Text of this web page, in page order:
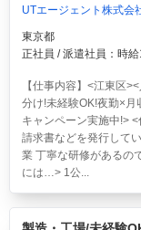
UTエージェント株式会
東京都
正社員 / 派遣社員：時
【仕事内容】<江東区
分け!未経験OK!夜勤×月
キャンペーン実施中!>
請求書などを発行して
業 丁寧な研修があるの
には…> 1公...